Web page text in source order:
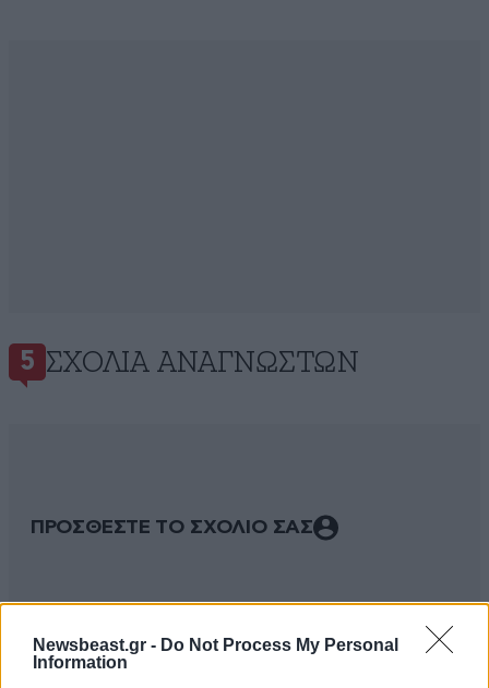
Newsbeast.gr - Do Not Process My Personal
Information
5 ΣΧΌΛΙΑ ΑΝΑΓΝΩΣΤΏΝ
ΠΡΟΣΘΕΣΤΕ ΤΟ ΣΧΟΛΙΟ ΣΑΣ